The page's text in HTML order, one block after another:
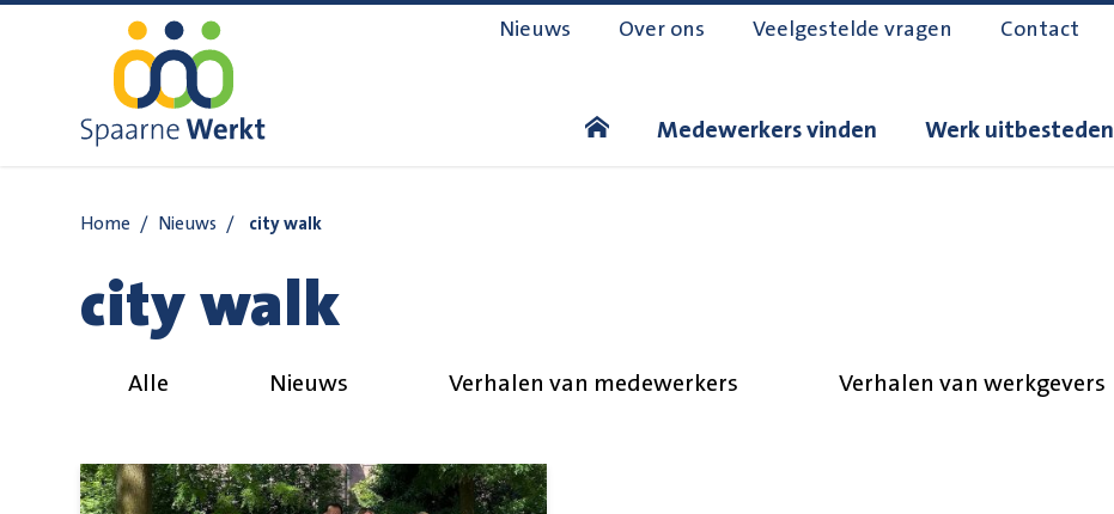
Navigatie overslaan Nieuws Over ons Veelgestelde vragen Contact
Medewerkers vinden Werk uitbesteden
Home / Nieuws / city walk
city walk
Alle Nieuws Verhalen van medewerkers Verhalen van werkgevers